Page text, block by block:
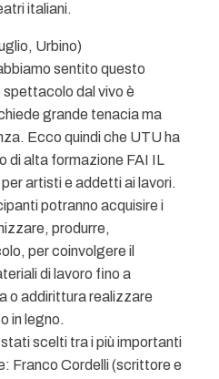
italiani.
Urbino)
sentito questo
spettacolo dal vivo è
grande tenacia ma
Ecco quindi che UTU ha
di alta formazione FAI IL
artisti e addetti ai lavori.
potranno acquisire i
produrre,
per coinvolgere il
di lavoro fino a
o addirittura realizzare
in legno.
scelti tra i più importanti
Franco Cordelli (scrittore e